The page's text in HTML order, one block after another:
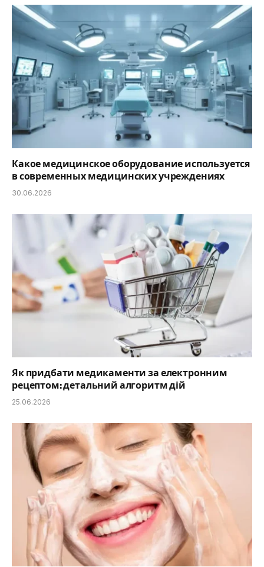
Какое медицинское оборудование используется
в современных медицинских учреждениях
30.06.2026
Як придбати медикаменти за електронним
рецептом: детальний алгоритм дій
25.06.2026